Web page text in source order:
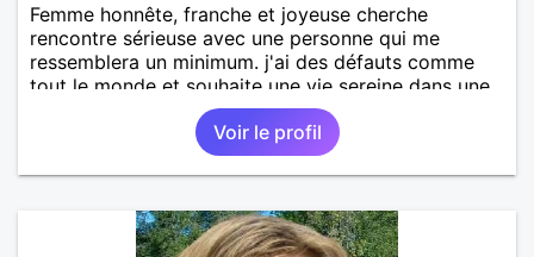
Femme honnête, franche et joyeuse cherche
rencontre sérieuse avec une personne qui me
ressemblera un minimum. j'ai des défauts comme
tout le monde et souhaite une vie sereine dans une
relation sur du long terme.
Voir le profil